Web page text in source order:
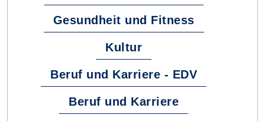
Gesundheit und Fitness
Kultur
Beruf und Karriere - EDV
Beruf und Karriere